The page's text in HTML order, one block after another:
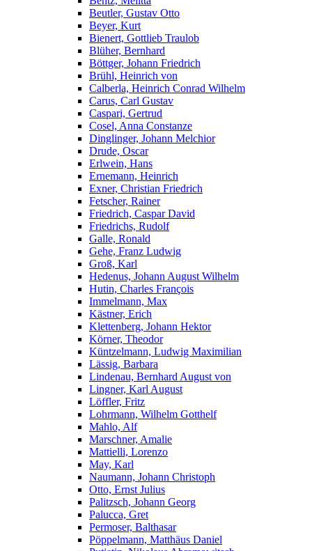
Beutler, Gustav Otto
Beyer, Kurt
Bienert, Gottlieb Traulob
Blüher, Bernhard
Böttger, Johann Friedrich
Brühl, Heinrich von
Calberla, Heinrich Conrad Wilhelm
Carus, Carl Gustav
Caspari, Gertrud
Cosel, Anna Constanze
Dinglinger, Johann Melchior
Drude, Oscar
Erlwein, Hans
Ernemann, Heinrich
Exner, Christian Friedrich
Fetscher, Rainer
Friedrich, Caspar David
Friedrichs, Rudolf
Galle, Ronald
Gehe, Franz Ludwig
Groß, Karl
Hedenus, Johann August Wilhelm
Hutin, Charles François
Immelmann, Max
Kästner, Erich
Klettenberg, Johann Hektor
Körner, Theodor
Küntzelmann, Ludwig Maximilian
Lässig, Barbara
Lindenau, Bernhard August von
Lingner, Karl August
Löffler, Fritz
Lohrmann, Wilhelm Gotthelf
Mahlo, Alf
Marschner, Amalie
Mattielli, Lorenzo
May, Karl
Naumann, Johann Christoph
Otto, Ernst Julius
Palitzsch, Johann Georg
Palucca, Gret
Permoser, Balthasar
Pöppelmann, Matthäus Daniel